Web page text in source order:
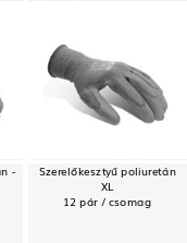
- Szerelőkesztyű poliuretán
XL
12 pár / csomag